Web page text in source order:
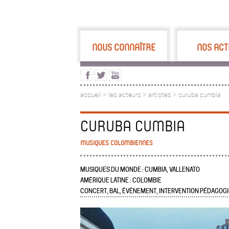
NOUS CONNAÎTRE NOS
accueil > les acteurs > artistes > curuba cumbia
CURUBA CUMBIA
MUSIQUES COLOMBIENNES
MUSIQUES DU MONDE : CUMBIA, VALLENATO
AMÉRIQUE LATINE : COLOMBIE
CONCERT, BAL, ÉVÉNEMENT, INTERVENTION